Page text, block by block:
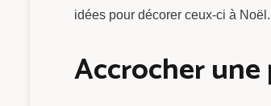
idées pour décorer ceux-ci à Noël.
Accrocher